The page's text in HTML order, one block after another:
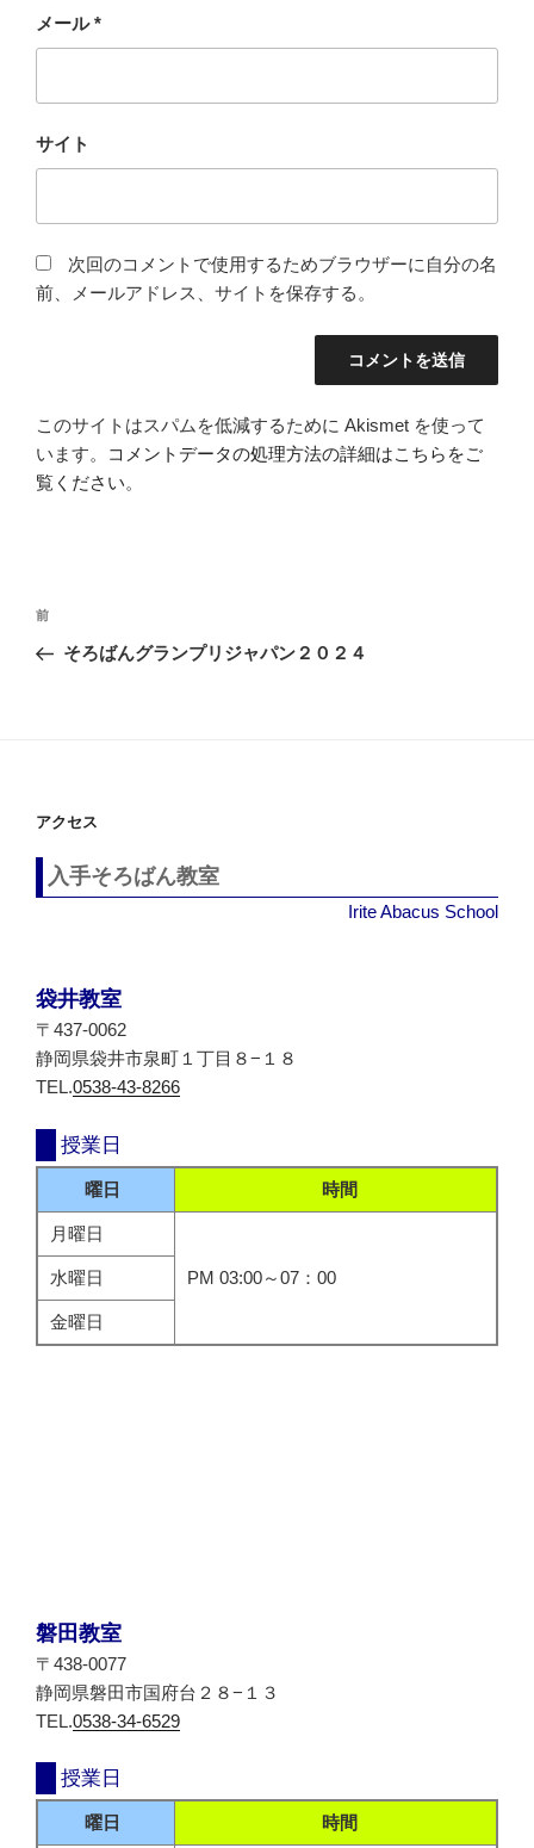
メール*
サイト
次回のコメントで使用するためブラウザーに自分の名
前、メールアドレス、サイトを保存する。
このサイトはスパムを低減するために Akismet を使って
います。
コメントデータの処理方法の詳細はこちらをご
覧ください。
投
ナ
ョ
ン
過
去
前
そろばんグランプリジャパン２０２４
アクセス
入手そろばん教室
Irite Abacus School
袋井教室
〒437-0062
静岡県袋井市泉町１丁目８−１８
TEL.0538-43-8266
授業日
曜日 時間
月曜日
PM 03:00～07：00
水曜日
金曜日
磐田教室
〒438-0077
静岡県磐田市国府台２８−１３
TEL.0538-34-6529
授業日
曜日 時間